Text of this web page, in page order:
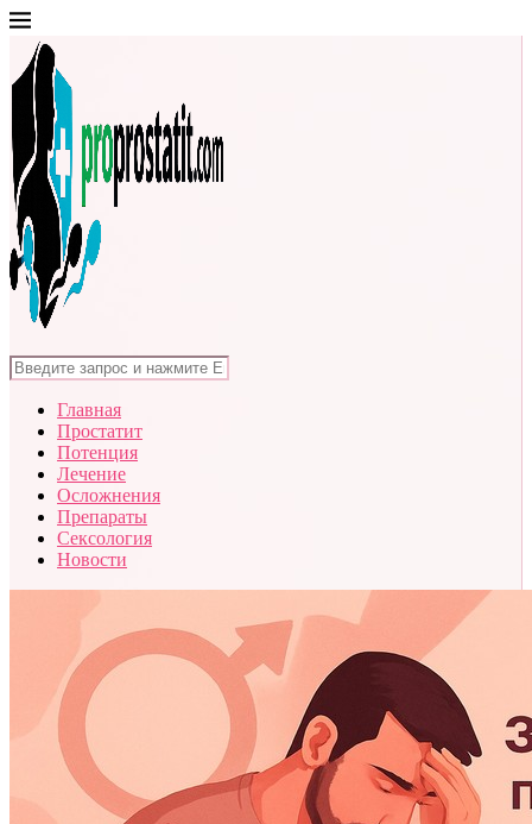
Главная
Простатит
Потенция
Лечение
Осложнения
Препараты
Сексология
Новости